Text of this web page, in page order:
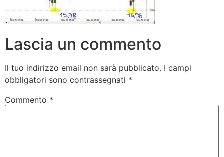
Lascia un commento
Il tuo indirizzo email non sarà pubblicato. I campi
obbligatori sono contrassegnati *
Commento *